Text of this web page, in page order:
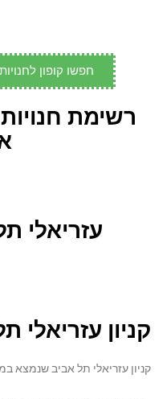
חפשו קופון
רשימת חנויות
עזריאלי
קניון עזריאלי
קניון עזריאלי תל אביב שנמצא